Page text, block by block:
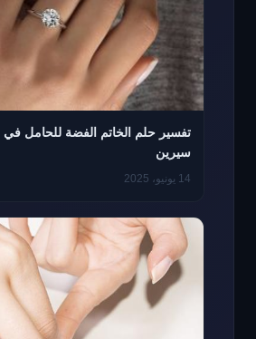
تفسير حلم الخاتم الفضة للحامل في
سيرين
14 يونيو، 2025